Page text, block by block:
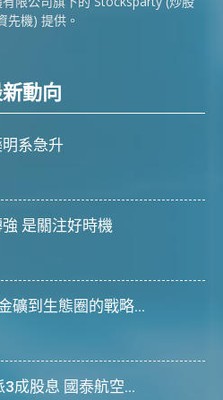
先機) 提供。
動向
系急升
是關注好時機
礦到生態圈的戰略...
成股息 國泰航空...